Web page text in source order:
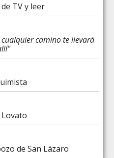
TV y leer
camino te llevará
de San Lázaro